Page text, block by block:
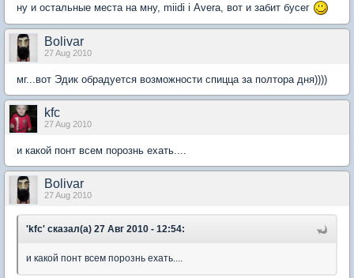
ну и остальные места на мну, miidi і Avera, вот и забит бусег
Bolivar
27 Aug 2010
мг...вот Эдик обрадуется возможности спицца за полтора дня))))
kfc
27 Aug 2010
и какой понт всем порознь ехать....
Bolivar
27 Aug 2010
'kfc' сказал(а) 27 Авг 2010 - 12:54:
и какой понт всем порознь ехать....